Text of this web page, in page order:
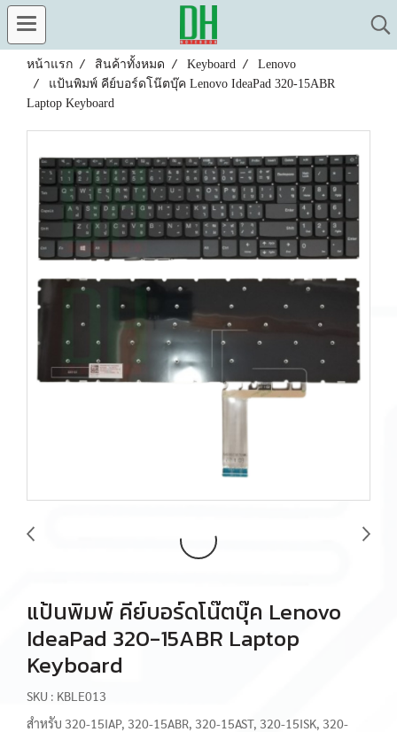
หน้าแรก สินค้าทั้งหมด Keyboard
Lenovo
แป้นพิมพ์ คีย์บอร์ดโน๊ตบุ๊ค Lenovo IdeaPad 320-15ABR
Laptop Keyboard
แป้นพิมพ์ คีย์บอร์ดโน๊ตบุ๊ค Lenovo
IdeaPad 320-15ABR Laptop
Keyboard
SKU : KBLE013
สำหรับ 320-15IAP, 320-15ABR, 320-15AST, 320-15ISK, 320-